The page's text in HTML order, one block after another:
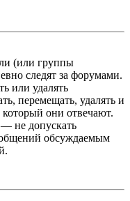
(или группы
следят за форумами.
или удалять
перемещать, удалять и
они отвечают.
не допускать
обсуждаемым